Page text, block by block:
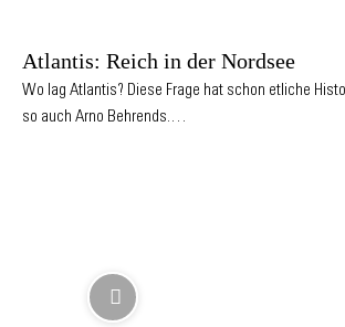
Atlantis: Reich in der Nordsee
Wo lag Atlantis? Diese Frage hat schon etliche
so auch Arno Behrends.…